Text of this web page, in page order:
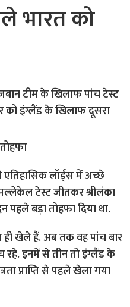
भारत को
टीम के खिलाफ पांच टेस्ट
को इंग्लैंड के खिलाफ दूसरा
लॉर्ड्स में अच्छे
टेस्ट जीतकर श्रीलंका
बड़ा तोहफा दिया था.
ही खेले हैं. अब तक वह पांच बार
रहे. इनमें से तीन तो इंग्लैंड के
प्राप्ति से पहले खेला गया